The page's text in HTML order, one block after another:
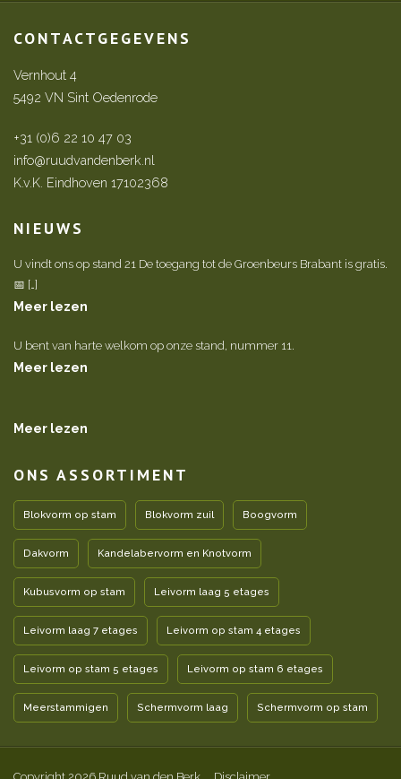
CONTACTGEGEVENS
Vernhout 4
5492 VN Sint Oedenrode
+31 (0)6 22 10 47 03
info@ruudvandenberk.nl
K.v.K. Eindhoven 17102368
NIEUWS
U vindt ons op stand 21 De toegang tot de Groenbeurs Brabant is gratis.
📅 […]
Meer lezen
U bent van harte welkom op onze stand, nummer 11.
Meer lezen
Meer lezen
ONS ASSORTIMENT
Blokvorm op stam Blokvorm zuil Boogvorm
Dakvorm Kandelabervorm en Knotvorm
Kubusvorm op stam Leivorm laag 5 etages
Leivorm laag 7 etages Leivorm op stam 4 etages
Leivorm op stam 5 etages Leivorm op stam 6 etages
Meerstammigen Schermvorm laag Schermvorm op stam